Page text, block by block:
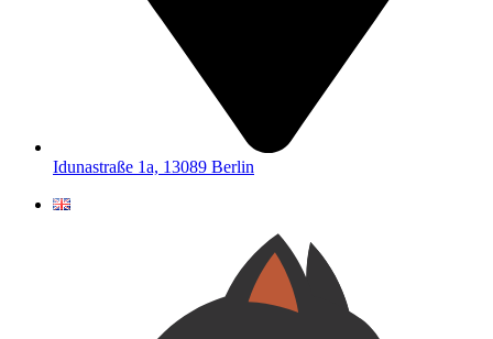
Idunastraße 1a, 13089 Berlin